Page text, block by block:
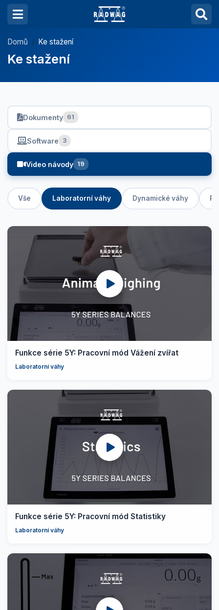
Domů Ke stažení
Ke stažení
Dokumenty 61
Software 3
Video návody 19
Vše Laboratorní váhy Dynamické váhy
Funkce série 5Y: Pracovní mód Vážení zvířat
Laboratorní váhy
Funkce série 5Y: Pracovní mód Statistiky
Laboratorní váhy